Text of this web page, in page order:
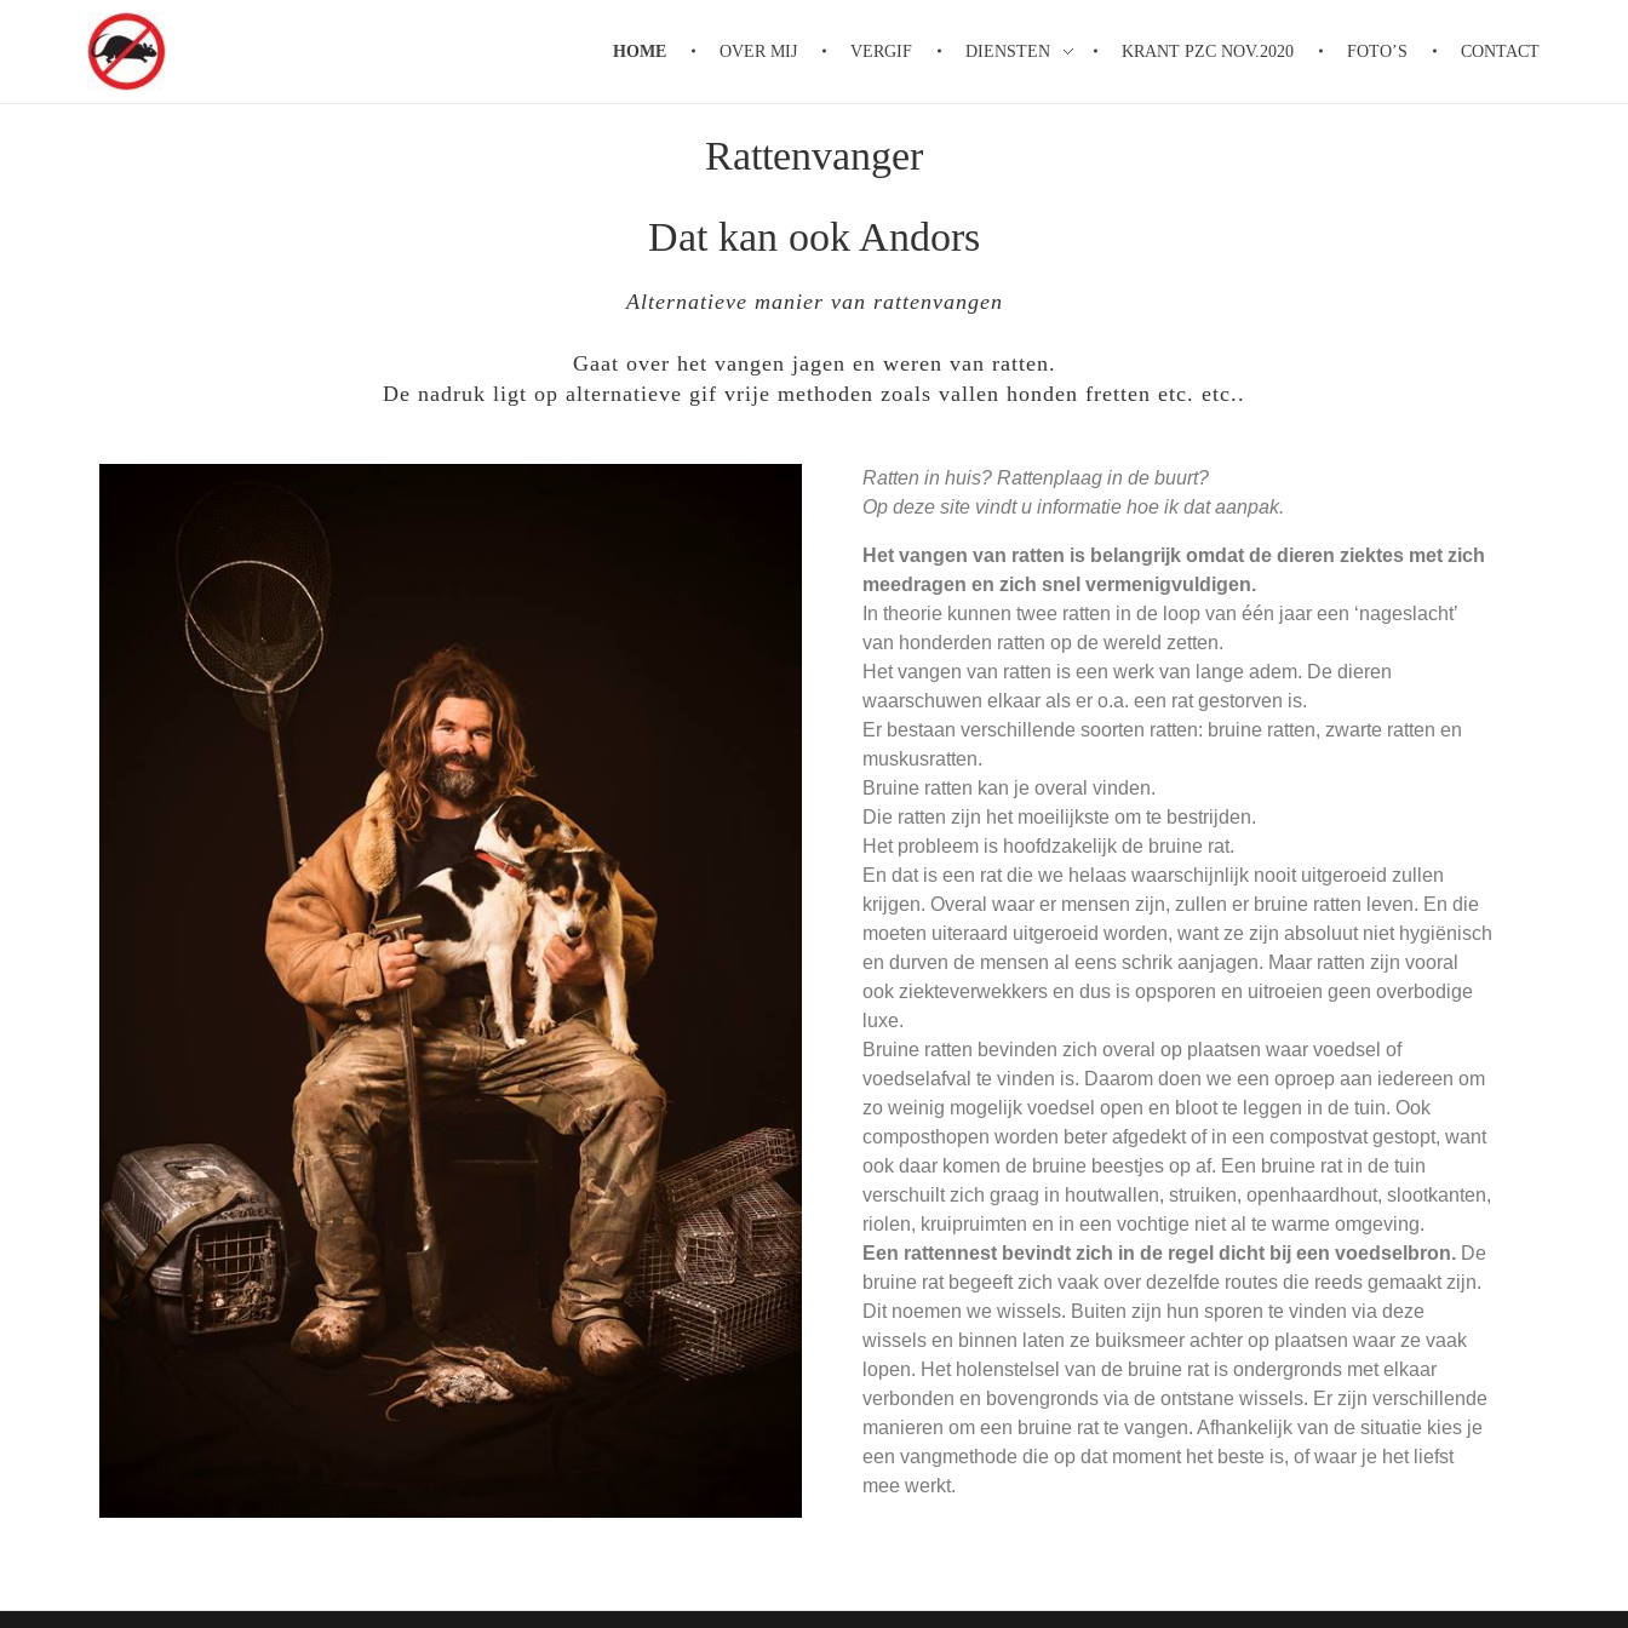
HOME OVER MIJ VERGIF DIENSTEN KRANT PZC NOV.2020 FOTO’S CONTACT
Rattenvanger
Dat kan ook Andors
Alternatieve manier van rattenvangen
Gaat over het vangen jagen en weren van ratten.
De nadruk ligt op alternatieve gif vrije methoden zoals vallen honden fretten etc. etc..
Ratten in huis? Rattenplaag in de buurt?
Op deze site vindt u informatie hoe ik dat aanpak.
Het vangen van ratten is belangrijk omdat de dieren ziektes met zich
meedragen en zich snel vermenigvuldigen.
In theorie kunnen twee ratten in de loop van één jaar een ‘nageslacht’
van honderden ratten op de wereld zetten.
Het vangen van ratten is een werk van lange adem. De dieren
waarschuwen elkaar als er o.a. een rat gestorven is.
Er bestaan verschillende soorten ratten: bruine ratten, zwarte ratten en
muskusratten.
Bruine ratten kan je overal vinden.
Die ratten zijn het moeilijkste om te bestrijden.
Het probleem is hoofdzakelijk de bruine rat.
En dat is een rat die we helaas waarschijnlijk nooit uitgeroeid zullen
krijgen. Overal waar er mensen zijn, zullen er bruine ratten leven. En die
moeten uiteraard uitgeroeid worden, want ze zijn absoluut niet hygiënisch
en durven de mensen al eens schrik aanjagen. Maar ratten zijn vooral
ook ziekteverwekkers en dus is opsporen en uitroeien geen overbodige
luxe.
Bruine ratten bevinden zich overal op plaatsen waar voedsel of
voedselafval te vinden is. Daarom doen we een oproep aan iedereen om
zo weinig mogelijk voedsel open en bloot te leggen in de tuin. Ook
composthopen worden beter afgedekt of in een compostvat gestopt, want
ook daar komen de bruine beestjes op af. Een bruine rat in de tuin
verschuilt zich graag in houtwallen, struiken, openhaardhout, slootkanten,
riolen, kruipruimten en in een vochtige niet al te warme omgeving.
Een rattennest bevindt zich in de regel dicht bij een voedselbron. De
bruine rat begeeft zich vaak over dezelfde routes die reeds gemaakt zijn.
Dit noemen we wissels. Buiten zijn hun sporen te vinden via deze
wissels en binnen laten ze buiksmeer achter op plaatsen waar ze vaak
lopen. Het holenstelsel van de bruine rat is ondergronds met elkaar
verbonden en bovengronds via de ontstane wissels. Er zijn verschillende
manieren om een bruine rat te vangen. Afhankelijk van de situatie kies je
een vangmethode die op dat moment het beste is, of waar je het liefst
mee werkt.